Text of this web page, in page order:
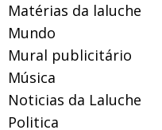
Matérias da laluche
Mundo
Mural publicitário
Música
Noticias da Laluche
Politica